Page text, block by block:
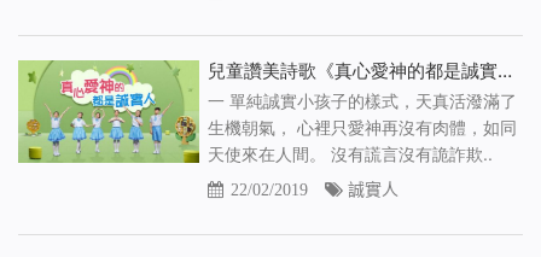
兒童讚美詩歌《真心愛神的都是誠實人》誠實人才是天國的子民
一 單純誠實小孩子的樣式，天真活潑滿了
生機朝氣， 心裡只愛神再沒有肉體，如同
天使來在人間。 沒有謊言沒有詭詐欺..
22/02/2019 誠實人